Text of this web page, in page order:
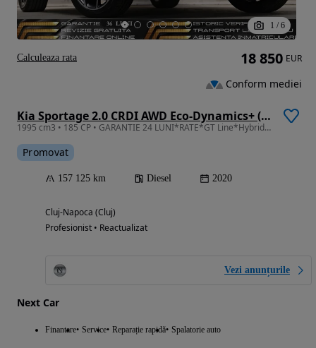
1 / 6
Kia Sportage 2.0 CRDI AWD Eco-Dynamics+ (48V M-H) Aut. GT LINE
1995 cm3 • 185 CP • GARANTIE 24 LUNI*RATE*GT Line*Hybrid**Automata 185CP*4x4*Panoram*FULL
Promovat
157 125 km Diesel 2020
Cluj-Napoca (Cluj)
Profesionist • Reactualizat
Vezi anunțurile
Next Car
Finantare Service Reparație rapidă Spalatorie auto
18 850 EUR
Conform mediei
Calculeaza rata